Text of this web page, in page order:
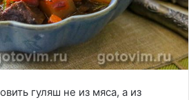
гуляш не из мяса, а из